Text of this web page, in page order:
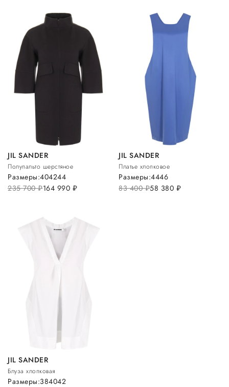
JIL SANDER
Полупальто шерстяное
235 700руб.164 990 руб.
Размеры:404244
JIL SANDER
Платье хлопковое
83 400руб.58 380 руб.
Размеры:4446
JIL SANDER
Блуза хлопковая
Размеры:384042